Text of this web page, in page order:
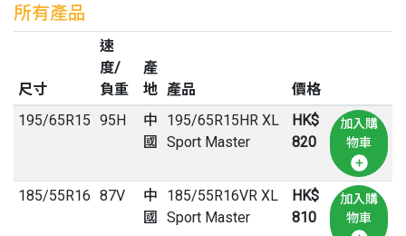
所有產品
尺寸
速
度/
負重
產
地 產品
價格
195/65R15 95H
中
國
195/65R15HR XL
Sport Master
HK$
820
加入購
物車
185/55R16 87V
中
國
185/55R16VR XL
Sport Master
HK$
810
加入購
物車